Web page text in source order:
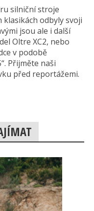
silniční stroje
odbyly svoji
jsou ale i další
Oltre XC2, nebo
v podobě
Přijměte naši
před reportážemi.